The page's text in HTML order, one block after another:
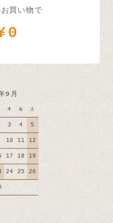
買い物で
9月
木 金 土
3 4 5
10 11 12
17 18 19
24 25 26